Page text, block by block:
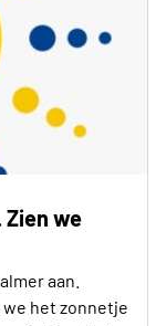
Zien we
aan.
we het zonnetje